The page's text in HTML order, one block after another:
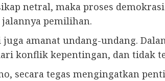
netral, maka proses
pemilihan.
amanat undang-undang.
konflik kepentingan, dan tidak
secara tegas mengingatkan